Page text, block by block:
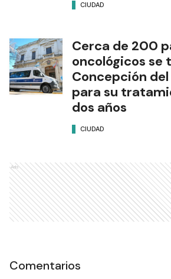
CIUDAD
Cerca de 200
oncológicos se
Concepción
para su
dos años
CIUDAD
Ads
Comentarios